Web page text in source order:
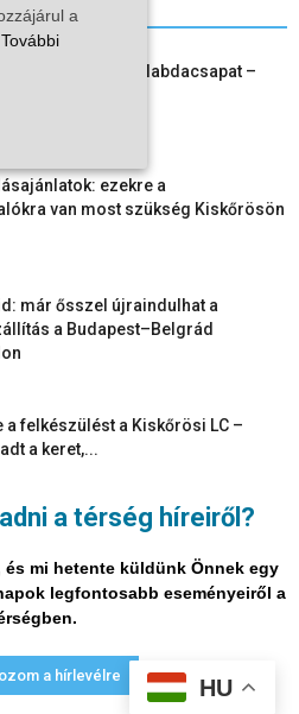
a térség híreiről?
mi hetente küldünk Önnek egy
legfontosabb eseményeiről a
a hírlevélre
a kiskőrösi női kézilabdacsapat –
ért véget
ezekre a
van most szükség Kiskőrösön
már ősszel újraindulhat a
a Budapest–Belgrád
a felkészülést a Kiskőrösi LC –
a keret,...
a kontinens a...
Médiaajánlat Impresszum
HU
a
További